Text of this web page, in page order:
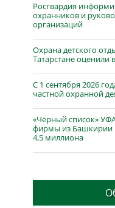
Росгвардия
охранников и
организаций
Охрана детского
Татарстане оценили
С 1 сентября 2026
частной охранной
«Чёрный список»
фирмы из Башкирии
4,5 миллиона